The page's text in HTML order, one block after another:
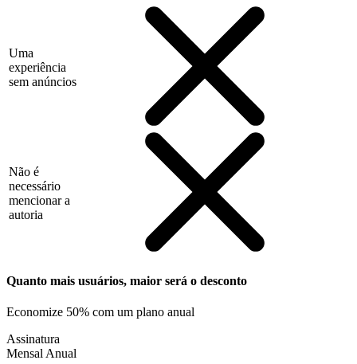
Uma
experiência
sem anúncios
Não é
necessário
mencionar a
autoria
Quanto mais usuários, maior será o desconto
Economize 50% com um plano anual
Assinatura
Mensal Anual